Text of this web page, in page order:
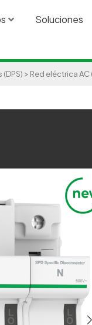
Soluciones
> Red eléctrica AC